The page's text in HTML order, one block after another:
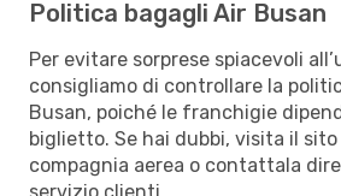
Politica bagagli Air Busan
Per evitare sorprese spiacevoli
consigliamo di controllare la
Busan, poiché le franchigie
biglietto. Se hai dubbi, visita il sito
compagnia aerea o contattala